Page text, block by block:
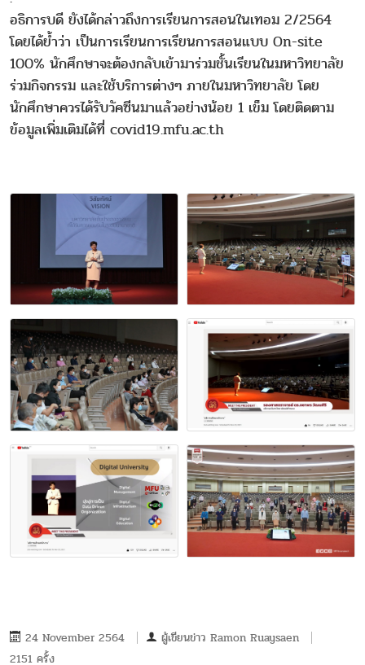
อธิการบดี ยังได้กล่าวถึงการเรียนการสอนในเทอม 2/2564
โดยได้ย้ำว่า เป็นการเรียนการเรียนการสอนแบบ On-site
100% นักศึกษาจะต้องกลับเข้ามาร่วมชั้นเรียนในมหาวิทยาลัย
ร่วมกิจกรรม และใช้บริการต่างๆ ภายในมหาวิทยาลัย โดย
นักศึกษาควรได้รับวัคซีนมาแล้วอย่างน้อย 1 เข็ม โดยติดตาม
ข้อมูลเพิ่มเติมได้ที่ covid19.mfu.ac.th
24 November 2564 ผู้เขียนข่าว Ramon Ruaysaen
2151 ครั้ง